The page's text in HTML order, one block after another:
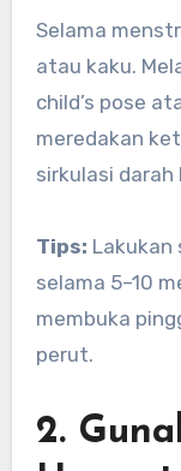
Selama
atau kaku.
child’s pose
meredakan
sirkulasi darah
Tips: Lakukan
selama 5–10
membuka
perut.
2.